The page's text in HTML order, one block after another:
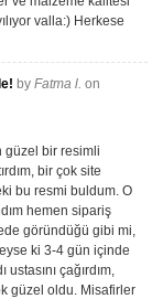
valla:) Herkese
byFatma l. on
güzel bir resimli
bir çok site
bu resmi buldum. O
hemen sipariş
göründüğü gibi mi,
ki 3-4 gün içinde
çağırdım,
güzel oldu. Misafirler